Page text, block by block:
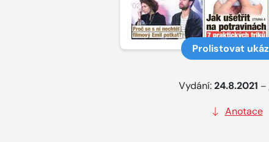
Prolistovat
Vydání:24.8.2021 –
Anotace